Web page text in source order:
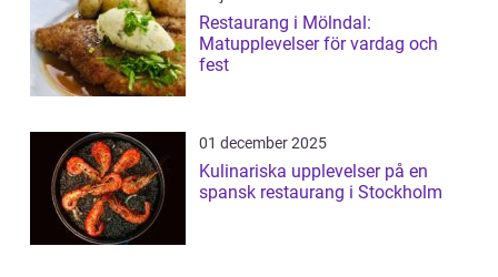
Restaurang i Mölndal:
Matupplevelser för vardag och
fest
01 december 2025
Kulinariska upplevelser på en
spansk restaurang i Stockholm